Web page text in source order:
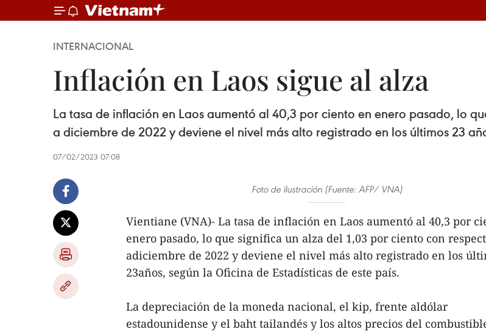
INTERNACIONAL
Inflación en Laos sigue al alza
La tasa de inflación en Laos aumentó al 40,3 por ciento en enero pasado, lo
a diciembre de 2022 y deviene el nivel más alto registrado en los últimos 23
07/02/2023 07:08
Foto de ilustración (Fuente: AFP/ VNA)
Vientiane (VNA)- La tasa de inflación en Laos aumentó al 40,3 por
enero pasado, lo que significa un alza del 1,03 por ciento con
adiciembre de 2022 y deviene el nivel más alto registrado en los
23años, según la Oficina de Estadísticas de este país.
La depreciación de la moneda nacional, el kip, frente aldólar
estadounidense y el baht tailandés y los altos precios del